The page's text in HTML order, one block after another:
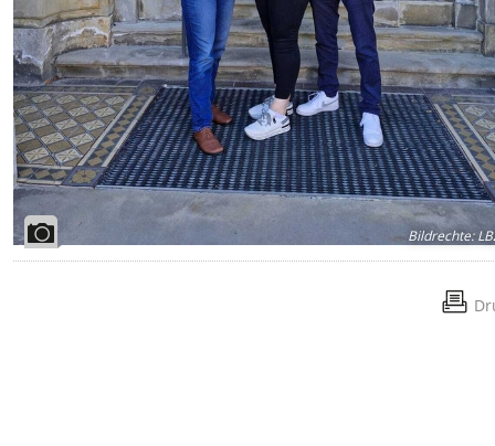
Bildrechte: